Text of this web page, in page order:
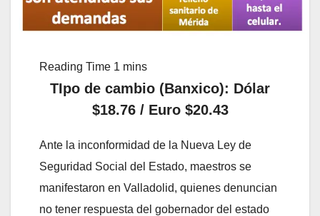
TIpo de cambio (Banxico): Dólar
$18.76 / Euro $20.43
Ante la inconformidad de la Nueva Ley de
Seguridad Social del Estado, maestros se
manifestaron en Valladolid, quienes denuncian
no tener respuesta del gobernador del estado